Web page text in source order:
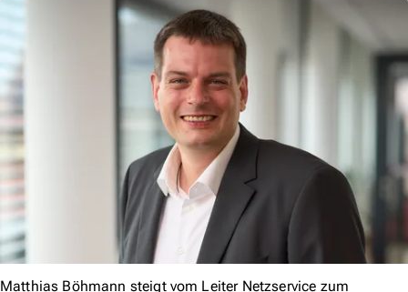
Matthias Böhmann steigt vom Leiter Netzservice zum